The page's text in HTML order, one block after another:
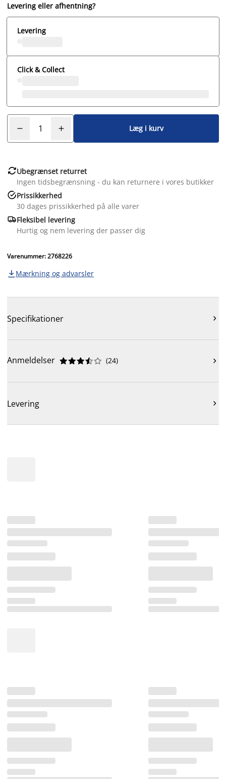
Levering eller afhentning?
Levering
Click & Collect
Læg i kurv
Ubegrænset returret
Ingen tidsbegrænsning - du kan returnere i vores butikker
Prissikkerhed
30 dages prissikkerhed på alle varer
Fleksibel levering
Hurtig og nem levering der passer dig
Varenummer: 2768226
 Mærkning og advarsler
Specifikationer 
Anmeldelser 




 (24) 
Levering 